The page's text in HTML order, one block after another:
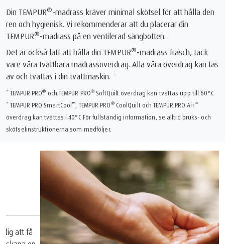
Din TEMPUR®-madrass kräver minimal skötsel för att hålla den
ren och hygienisk. Vi rekommenderar att du placerar din
TEMPUR®-madrass på en ventilerad sängbotten.
Det är också lätt att hålla din TEMPUR®-madrass fräsch, tack
vare våra tvättbara madrassöverdrag. Alla våra överdrag kan tas
av och tvättas i din tvättmaskin. *
* TEMPUR PRO® ️ och TEMPUR PRO® ️ SoftQuilt överdrag kan tvättas upp till 60°C
* TEMPUR PRO SmartCool™ , TEMPUR PRO®️ CoolQuilt och TEMPUR PRO Air™
överdrag kan tvättas i 40°C.För fullständig information, se alltid bruks- och
skötselinstruktionerna som medföljer.